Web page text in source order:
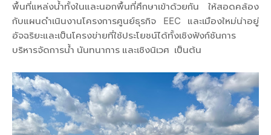
พื้นที่แหล่งน้ำทั้งในและนอกพื้นที่ศึกษาเข้าด้วยกัน ให้สอดคล้อง
กับแผนดำเนินงานโครงการศูนย์ธุรกิจ EEC และเมืองใหม่น่าอยู่
อัจฉริยะและเป็นโครงข่ายที่ใช้ประโยชน์ได้ทั้งเชิงฟังก์ชันการ
บริหารจัดการน้ำ นันทนาการ และเชิงนิเวศ เป็นต้น